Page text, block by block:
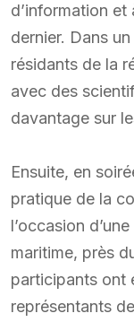
d’information
dernier. Dans
résidants de la
avec des
davantage sur
Ensuite, en
pratique de la
l’occasion
maritime, près
participants ont
représentants